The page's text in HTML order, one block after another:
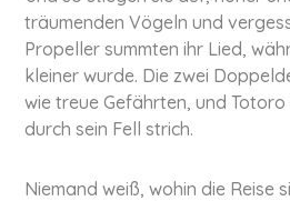
träu­men­den Vögeln und
Propeller summten ihr Lied,
kleiner wurde. Die zwei
wie treue Gefährten, und
durch sein Fell strich.
Niemand weiß, wohin die Reise